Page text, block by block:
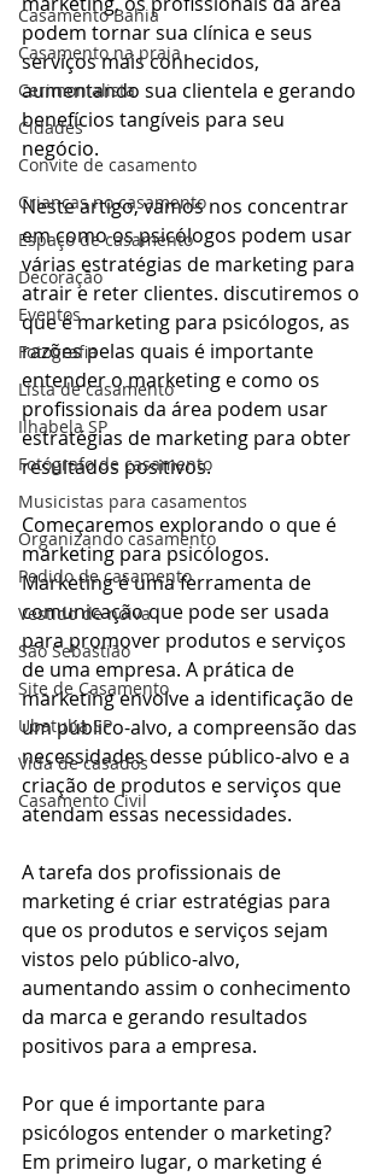
Casamento Bahia
Casamento na praia
Cerimonialista
Cidades
Convite de casamento
Crianças no casamento
Espaço de casamento
Decoração
Eventos
Fotografia
Lista de casamento
Ilhabela SP
Fotógrafo de casamento
Musicistas para casamentos
Organizando casamento
Pedido de casamento
Vestido de noiva
São Sebastião
Site de Casamento
Ubatuba SP
Vida de casados
Casamento Civil
podem tornar sua clínica e seus
serviços mais conhecidos,
aumentando sua clientela e gerando
benefícios tangíveis para seu
negócio.
Neste artigo, vamos nos concentrar
em como os psicólogos podem usar
várias estratégias de marketing para
atrair e reter clientes. discutiremos o
que é marketing para psicólogos, as
razões pelas quais é importante
entender o marketing e como os
profissionais da área podem usar
estratégias de marketing para obter
resultados positivos.
Começaremos explorando o que é
marketing para psicólogos.
Marketing é uma ferramenta de
comunicação que pode ser usada
para promover produtos e serviços
de uma empresa. A prática de
marketing envolve a identificação de
um público-alvo, a compreensão das
necessidades desse público-alvo e a
criação de produtos e serviços que
atendam essas necessidades.
A tarefa dos profissionais de
marketing é criar estratégias para
que os produtos e serviços sejam
vistos pelo público-alvo,
aumentando assim o conhecimento
da marca e gerando resultados
positivos para a empresa.
Por que é importante para
psicólogos entender o marketing?
Em primeiro lugar, o marketing é